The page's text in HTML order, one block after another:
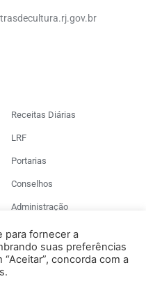
Receitas Diárias
LRF
Portarias
Conselhos
Administração
RESERVADOS.
para fornecer a
suas preferências
concorda com a